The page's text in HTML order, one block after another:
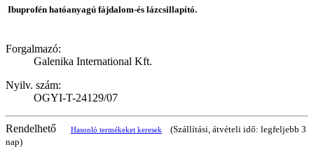
Ibuprofén hatóanyagú fájdalom-és lázcsillapító.
Forgalmazó:
Galenika International Kft.
Nyilv. szám:
OGYI-T-24129/07
Rendelhető Hasonló termékeket keresek
(Szállítási, átvételi idő: legfeljebb 3
nap)